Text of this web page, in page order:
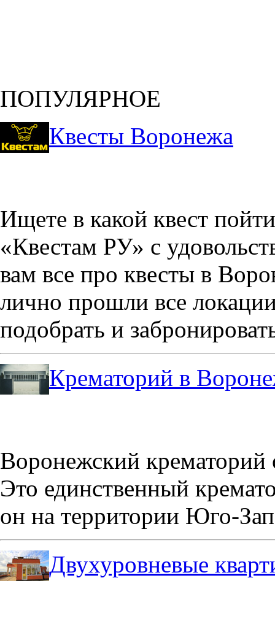
ПОПУЛЯРНОЕ
Квесты Воронежа
Ищете в какой квест
«Квестам РУ» с
вам все про квесты в
лично прошли все
подобрать и
Крематорий в
Воронежский крематорий
Это единственный
он на территории Юго-
Двухуровневые